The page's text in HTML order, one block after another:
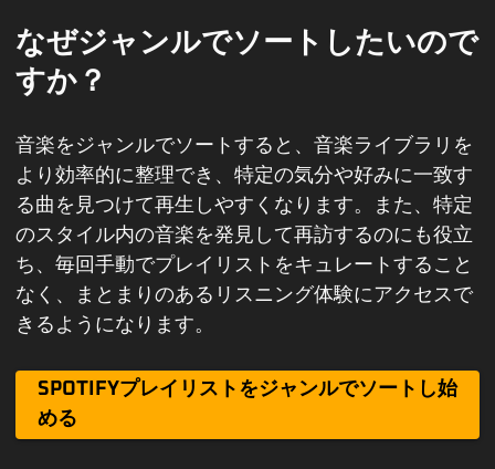
なぜジャンルでソートしたいので
すか？
音楽をジャンルでソートすると、音楽ライブラリを
より効率的に整理でき、特定の気分や好みに一致す
る曲を見つけて再生しやすくなります。また、特定
のスタイル内の音楽を発見して再訪するのにも役立
ち、毎回手動でプレイリストをキュレートすること
なく、まとまりのあるリスニング体験にアクセスで
きるようになります。
SPOTIFYプレイリストをジャンルでソートし始
める